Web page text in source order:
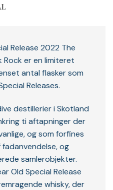
Release 2022 The
Rock er en limiteret
antal flasker som
Releases.
destillerier i Skotland
ti aftapninger der
og som forfines
fadanvendelse, og
samlerobjekter.
Old Special Release
whisky, der